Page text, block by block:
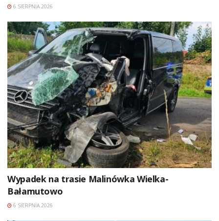
6 SIERPNIA 2026
Wypadek na trasie Malinówka Wielka-
Bałamutowo
6 SIERPNIA 2026